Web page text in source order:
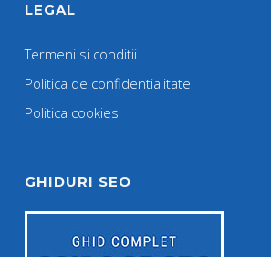
LEGAL
Termeni si conditii
Politica de confidentialitate
Politica cookies
GHIDURI SEO